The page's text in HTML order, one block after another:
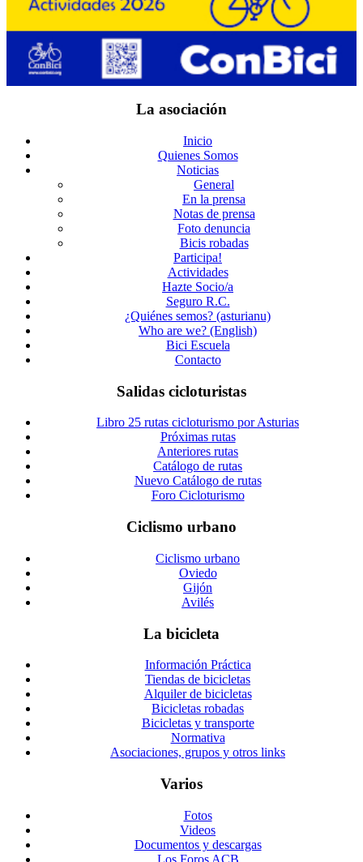
La asociación
Inicio
Quienes Somos
Noticias
General
En la prensa
Notas de prensa
Foto denuncia
Bicis robadas
Participa!
Actividades
Hazte Socio/a
Seguro R.C.
¿Quiénes semos? (asturianu)
Who are we? (English)
Bici Escuela
Contacto
Salidas cicloturistas
Libro 25 rutas cicloturismo por Asturias
Próximas rutas
Anteriores rutas
Catálogo de rutas
Nuevo Catálogo de rutas
Foro Cicloturismo
Ciclismo urbano
Ciclismo urbano
Oviedo
Gijón
Avilés
La bicicleta
Información Práctica
Tiendas de bicicletas
Alquiler de bicicletas
Bicicletas robadas
Bicicletas y transporte
Normativa
Asociaciones, grupos y otros links
Varios
Fotos
Videos
Documentos y descargas
Los Foros ACB